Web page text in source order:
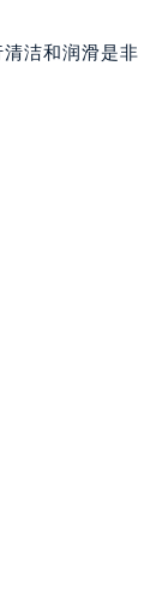
室（需提前预约）
洁和润滑是非